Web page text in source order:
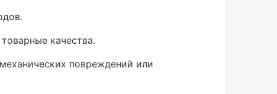
качества.
повреждений или